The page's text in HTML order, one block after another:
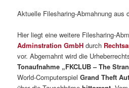
Aktuelle Filesharing-Abmahnung aus
Hier liegt eine weitere Filesharing-
Adminstration GmbH durch
vor. Abgemahnt wird die
Tonaufnahme „FKCLUB – The
World-ComputerspielGrand Theft